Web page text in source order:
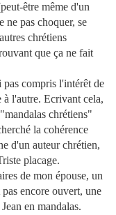
être même d'un
ne pas choquer, se
chrétiens
que ça ne fait
compris l'intérêt de
à l'autre. Ecrivant cela,
chrétiens"
la cohérence
d'un auteur chrétien,
placage.
de mon épouse, un
encore ouvert, une
en mandalas.